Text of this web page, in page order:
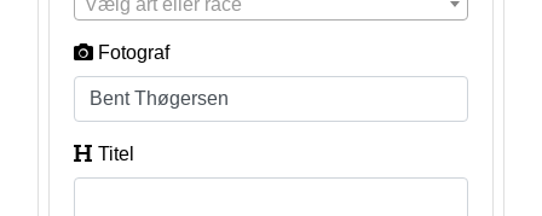
Vælg art eller race
Fotograf
Titel